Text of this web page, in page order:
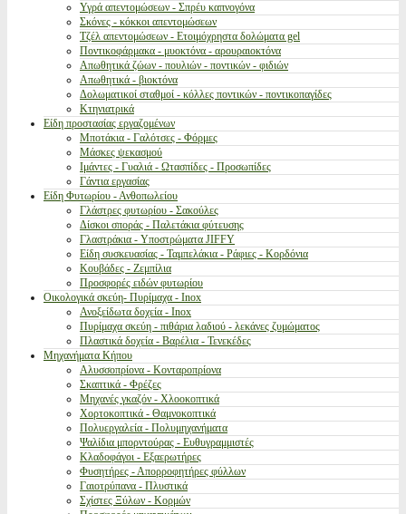
Υγρά απεντομώσεων - Σπρέυ καπνογόνα
Σκόνες - κόκκοι απεντομώσεων
Τζέλ απεντομώσεων - Ετοιμόχρηστα δολώματα gel
Ποντικοφάρμακα - μυοκτόνα - αρουραιοκτόνα
Απωθητικά ζώων - πουλιών - ποντικών - φιδιών
Απωθητικά - βιοκτόνα
Δολωματικοί σταθμοί - κόλλες ποντικών - ποντικοπαγίδες
Κτηνιατρικά
Είδη προστασίας εργαζομένων
Μποτάκια - Γαλότσες - Φόρμες
Μάσκες ψεκασμού
Ιμάντες - Γυαλιά - Ωτασπίδες - Προσωπίδες
Γάντια εργασίας
Είδη Φυτωρίου - Ανθοπωλείου
Γλάστρες φυτωρίου - Σακούλες
Δίσκοι σποράς - Παλετάκια φύτευσης
Γλαστράκια - Υποστρώματα JIFFY
Είδη συσκευασίας - Ταμπελάκια - Ράφιες - Κορδόνια
Κουβάδες - Ζεμπίλια
Προσφορές ειδών φυτωρίου
Οικολογικά σκεύη- Πυρίμαχα - Inox
Ανοξείδωτα δοχεία - Inox
Πυρίμαχα σκεύη - πιθάρια λαδιού - λεκάνες ζυμώματος
Πλαστικά δοχεία - Βαρέλια - Τενεκέδες
Μηχανήματα Κήπου
Αλυσσοπρίονα - Κονταροπρίονα
Σκαπτικά - Φρέζες
Μηχανές γκαζόν - Χλοοκοπτικά
Χορτοκοπτικά - Θαμνοκοπτικά
Πολυεργαλεία - Πολυμηχανήματα
Ψαλίδια μπορντούρας - Ευθυγραμμιστές
Κλαδοφάγοι - Εξαερωτήρες
Φυσητήρες - Απορροφητήρες φύλλων
Γαιοτρύπανα - Πλυστικά
Σχίστες Ξύλων - Κορμών